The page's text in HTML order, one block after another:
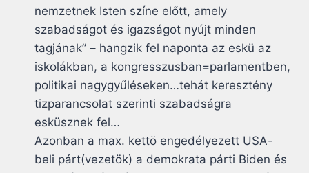
nemzetnek Isten színe előtt, amely
szabadságot és igazságot nyújt minden
tagjának” – hangzik fel naponta az eskü az
iskolákban, a kongresszusban=parlamentben,
politikai nagygyűléseken…tehát keresztény
tizparancsolat szerinti szabadságra
esküsznek fel…
Azonban a max. kettö engedélyezett USA-
beli párt(vezetök) a demokrata párti Biden és